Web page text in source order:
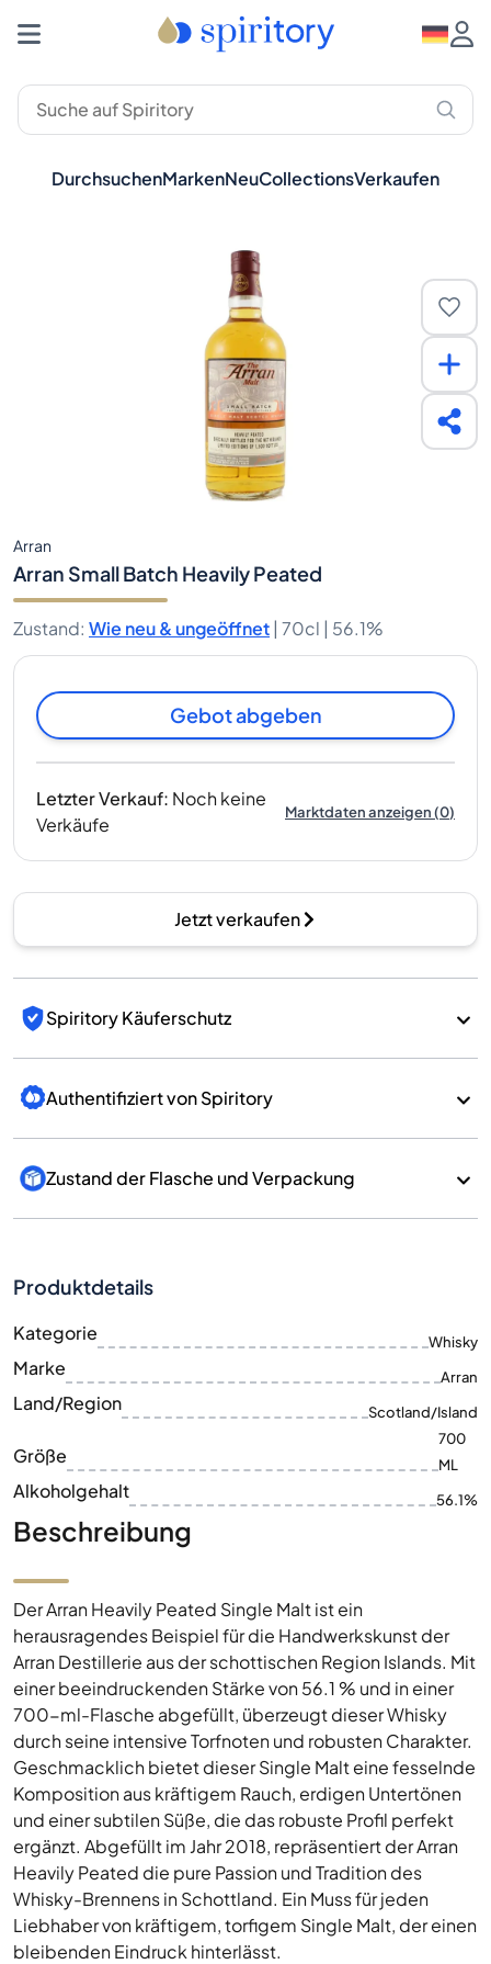
DurchsuchenMarkenNeuCollectionsVerkaufen
Arran
Arran Small Batch Heavily Peated
Zustand: Wie neu & ungeöffnet | 70cl | 56.1%
Gebot abgeben
Letzter Verkauf: Noch keine
Verkäufe
Marktdaten anzeigen(0)
Jetzt verkaufen
Spiritory Käuferschutz
Authentifiziert von Spiritory
Zustand der Flasche und Verpackung
Produktdetails
Kategorie Whisky
Marke Arran
Land/Region Scotland/Island
Größe
700
ML
Alkoholgehalt 56.1%
Beschreibung
Der Arran Heavily Peated Single Malt ist ein
herausragendes Beispiel für die Handwerkskunst der
Arran Destillerie aus der schottischen Region Islands. Mit
einer beeindruckenden Stärke von 56.1 % und in einer
700-ml-Flasche abgefüllt, überzeugt dieser Whisky
durch seine intensive Torfnoten und robusten Charakter.
Geschmacklich bietet dieser Single Malt eine fesselnde
Komposition aus kräftigem Rauch, erdigen Untertönen
und einer subtilen Süße, die das robuste Profil perfekt
ergänzt. Abgefüllt im Jahr 2018, repräsentiert der Arran
Heavily Peated die pure Passion und Tradition des
Whisky-Brennens in Schottland. Ein Muss für jeden
Liebhaber von kräftigem, torfigem Single Malt, der einen
bleibenden Eindruck hinterlässt.